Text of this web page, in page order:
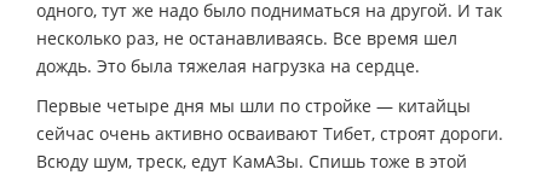
одного, тут же надо было подниматься на другой. И так
несколько раз, не останавливаясь. Все время шел
дождь. Это была тяжелая нагрузка на сердце.
Первые четыре дня мы шли по стройке — китайцы
сейчас очень активно осваивают Тибет, строят дороги.
Всюду шум, треск, едут КамАЗы. Спишь тоже в этой